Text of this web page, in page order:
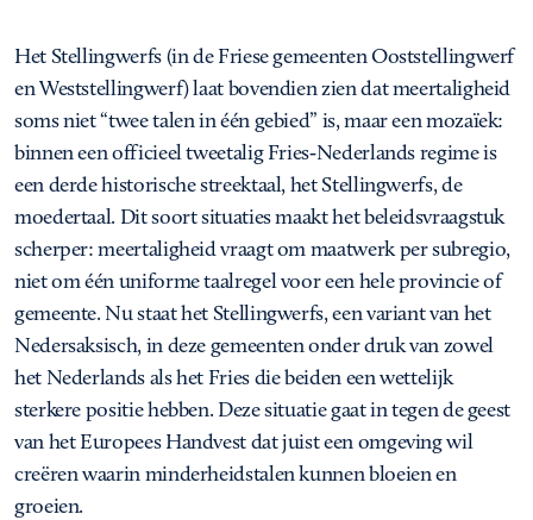
Het Stellingwerfs (in de Friese gemeenten Ooststellingwerf
en Weststellingwerf) laat bovendien zien dat meertaligheid
soms niet “twee talen in één gebied” is, maar een mozaïek:
binnen een officieel tweetalig Fries‑Nederlands regime is
een derde historische streektaal, het Stellingwerfs, de
moedertaal. Dit soort situaties maakt het beleidsvraagstuk
scherper: meertaligheid vraagt om maatwerk per subregio,
niet om één uniforme taalregel voor een hele provincie of
gemeente. Nu staat het Stellingwerfs, een variant van het
Nedersaksisch, in deze gemeenten onder druk van zowel
het Nederlands als het Fries die beiden een wettelijk
sterkere positie hebben. Deze situatie gaat in tegen de geest
van het Europees Handvest dat juist een omgeving wil
creëren waarin minderheidstalen kunnen bloeien en
groeien.